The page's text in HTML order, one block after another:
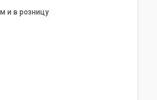
и в розницу